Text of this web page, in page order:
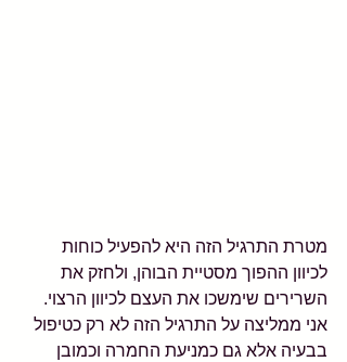
מטרת התרגיל הזה היא להפעיל כוחות
לכיוון ההפוך מסטיית הבוהן, ולחזק את
השרירים שימשכו את העצם לכיוון הרצוי.
אני ממליצה על התרגיל הזה לא רק כטיפול
בבעיה אלא גם כמניעת החמרה וכמובן